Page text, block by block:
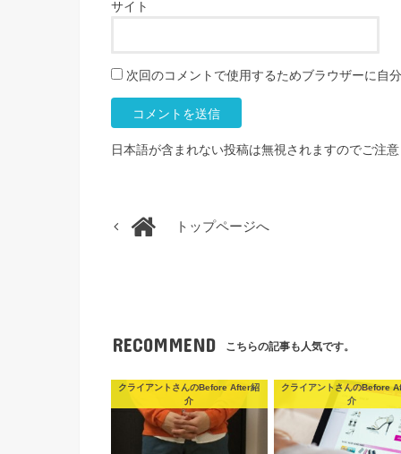
サイト
次回のコメントで使用するためブラウザーに自
日本語が含まれない投稿は無視されますのでご注
トップページへ
RECOMMEND こちらの記事も人気です。
クライアントさんのBefore After紹
介
クライアントさんのBefore
介